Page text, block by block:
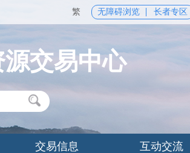
繁 无障碍浏览 长者专区
交易中心
交易信息 互动交流